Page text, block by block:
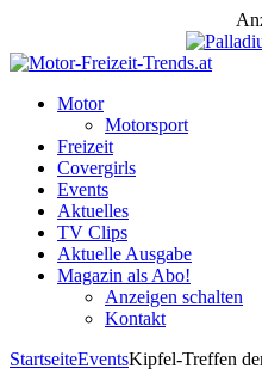
Motor
Motorsport
Freizeit
Covergirls
Events
Aktuelles
TV Clips
Aktuelle Ausgabe
Magazin als Abo!
Anzeigen schalten
Kontakt
StartseiteEventsKipfel-Treffen